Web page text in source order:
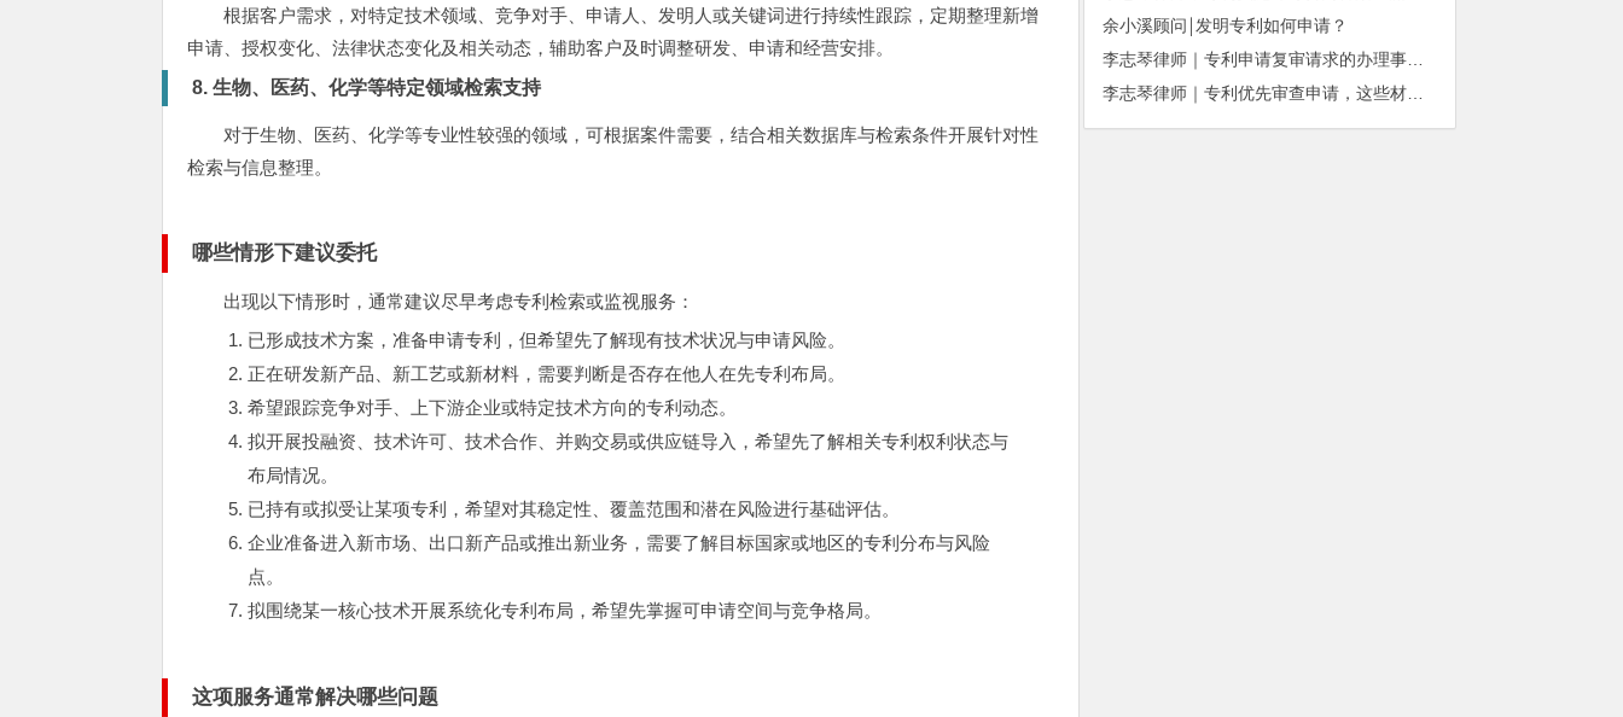
根据客户需求，对特定技术领域、竞争对手、申请人、发明人或关键词进行持续性跟踪，定期整理新增
申请、授权变化、法律状态变化及相关动态，辅助客户及时调整研发、申请和经营安排。
8. 生物、医药、化学等特定领域检索支持
对于生物、医药、化学等专业性较强的领域，可根据案件需要，结合相关数据库与检索条件开展针对性
检索与信息整理。
哪些情形下建议委托
出现以下情形时，通常建议尽早考虑专利检索或监视服务：
已形成技术方案，准备申请专利，但希望先了解现有技术状况与申请风险。
正在研发新产品、新工艺或新材料，需要判断是否存在他人在先专利布局。
希望跟踪竞争对手、上下游企业或特定技术方向的专利动态。
拟开展投融资、技术许可、技术合作、并购交易或供应链导入，希望先了解相关专利权利状态与
布局情况。
已持有或拟受让某项专利，希望对其稳定性、覆盖范围和潜在风险进行基础评估。
企业准备进入新市场、出口新产品或推出新业务，需要了解目标国家或地区的专利分布与风险
点。
拟围绕某一核心技术开展系统化专利布局，希望先掌握可申请空间与竞争格局。
这项服务通常解决哪些问题
余小溪顾问￨发明专利如何申请？
李志琴律师｜专利申请复审请求的办理事项须知
李志琴律师｜专利优先审查申请，这些材料缺一不可